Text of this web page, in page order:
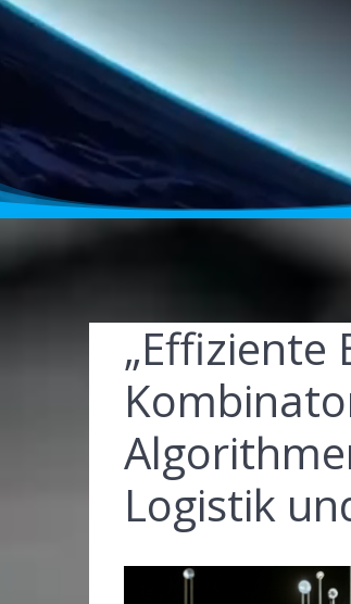
„Effiziente
Logistik